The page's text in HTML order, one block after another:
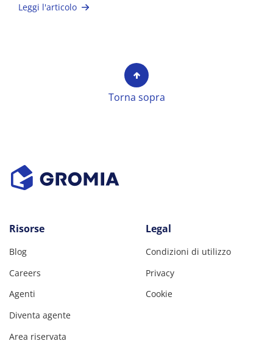
Leggi l'articolo
Torna sopra
Risorse
Blog
Careers
Agenti
Diventa agente
Area riservata
Legal
Condizioni di utilizzo
Privacy
Cookie